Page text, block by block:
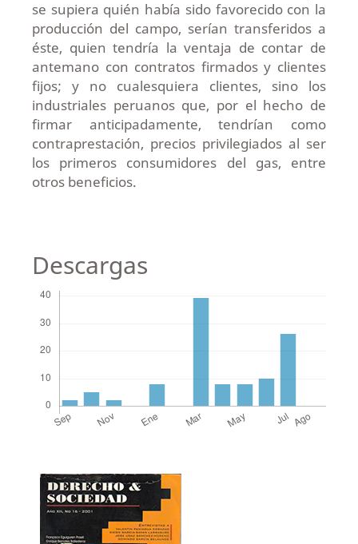
se supiera quién había sido favorecido con la
producción del campo, serían transferidos a
éste, quien tendría la ventaja de contar de
antemano con contratos firmados y clientes
fijos; y no cualesquiera clientes, sino los
industriales peruanos que, por el hecho de
firmar anticipadamente, tendrían como
contraprestación, precios privilegiados al ser
los primeros consumidores del gas, entre
otros beneficios.
Descargas